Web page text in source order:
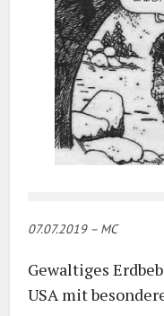
07.07.2019 – MC
Gewaltiges
USA mit